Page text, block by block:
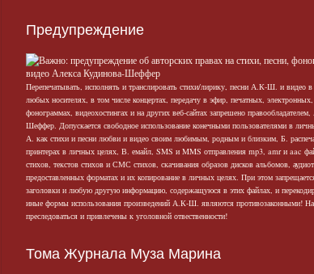
Предупреждение
Перепечатывать, исполнять и транслировать стихи/лирику, песни А.К-Ш. и видео
любых носителях, в том числе концертах, передачу в эфир, печатных, электронных,
фонограммах, видеохостингах и на других веб-сайтах запрешено
Шеффер. Допускается свободное использование конечными пользователями в
А. как стихи и песни любви и видео своим любимым, родным и близким, Б.
принтерах в личных целях, В. емайл, SMS и MMS отправления mp3, amr и aac
стихов, текстов стихов и СМС стихов, скачивания образов дисков альбомов,
предоставленных форматах и их копирование в личных целях. При этом
заголовки и любую другую информацию, содержащуюся в этих файлах, и
иные формы использования произведений А.К-Ш. являются противозаконными!
преследоваться и привлечены к уголовной отвественности!
Тома Журнала Муза Марина